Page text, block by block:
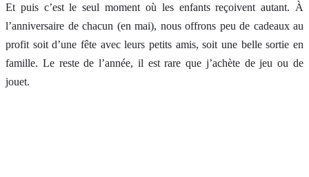
Et puis c’est le seul moment où les enfants reçoivent autant. À
l’anniversaire de chacun (en mai), nous offrons peu de cadeaux au
profit soit d’une fête avec leurs petits amis, soit une belle sortie en
famille. Le reste de l’année, il est rare que j’achète de jeu ou de
jouet.